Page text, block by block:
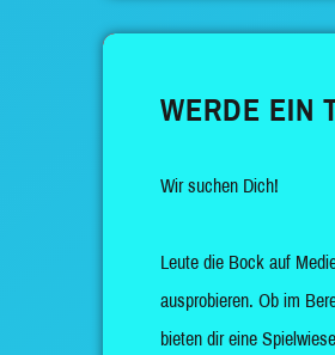
WERDE EIN
Wir suchen Dich!
Leute die Bock auf
ausprobieren. Ob im
bieten dir eine